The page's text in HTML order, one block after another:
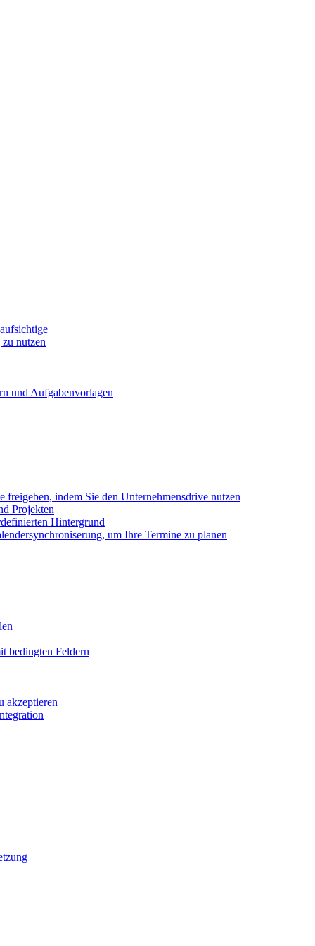
nutzen
und Aufgabenvorlagen
indem Sie den Unternehmensdrive nutzen
Projekten
Hintergrund
um Ihre Termine zu planen
bedingten Feldern
akzeptieren